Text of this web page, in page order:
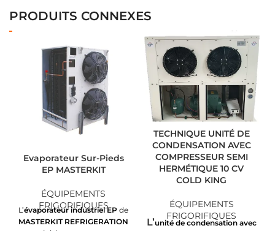
PRODUITS CONNEXES
Evaporateur Sur-Pieds
EP MASTERKIT
ÉQUIPEMENTS
FRIGORIFIQUES
L’évaporateur industriel EP de
MASTERKIT REFRIGERATION
TECHNIQUE UNITÉ DE
CONDENSATION AVEC
COMPRESSEUR SEMI
HERMÉTIQUE 10 CV
COLD KING
ÉQUIPEMENTS
FRIGORIFIQUES
L’unité de condensation avec